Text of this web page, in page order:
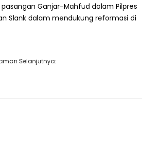
Ganjar-Mahfud dalam Pilpres
Slank dalam mendukung reformasi di
Selanjutnya: